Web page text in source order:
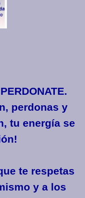
perdonas y
tu energía se
te respetas
y a los